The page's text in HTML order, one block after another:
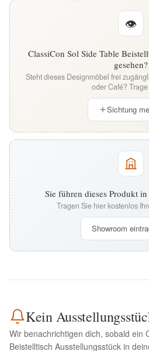
👁
ClassiCon Sol Side Table
gesehen?
Steht dieses Designmöbel frei
oder Café?
Sichtung
Sie führen dieses Produkt
Tragen Sie hier kostenlos
Showroom
Kein
Wir benachrichtigen dich, sobald ein
Beistelltisch Ausstellungsstück in